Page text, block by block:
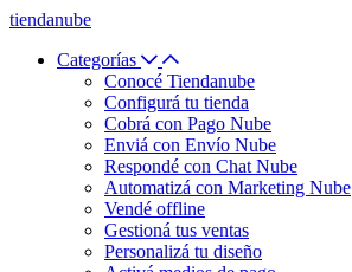
tiendanube
Categorías
Conocé Tiendanube
Configurá tu tienda
Cobrá con Pago Nube
Enviá con Envío Nube
Respondé con Chat Nube
Automatizá con Marketing Nube
Vendé offline
Gestioná tus ventas
Personalizá tu diseño